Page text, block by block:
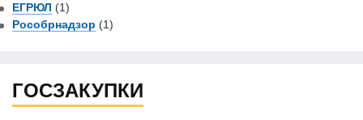
ЕГРЮЛ (1)
Рособрнадзор (1)
ГОСЗАКУПКИ